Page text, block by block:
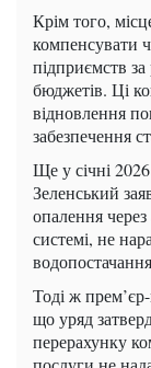
Крім того,
компенсувати
підприємств
бюджетів. Ці
відновлення
забезпечення
Ще у січні
Зеленський
опалення
системі, не
Тоді ж
що уряд
перерахунку